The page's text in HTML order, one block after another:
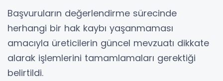
Başvuruların değerlendirme sürecinde
herhangi bir hak kaybı yaşanmaması
amacıyla üreticilerin güncel mevzuatı dikkate
alarak işlemlerini tamamlamaları gerektiği
belirtildi.